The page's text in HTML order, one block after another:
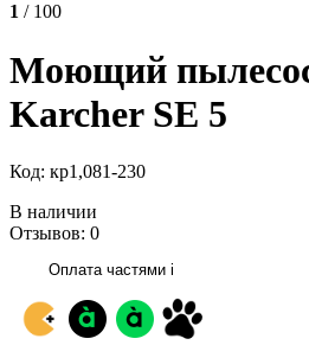
1 / 100
Моющий
Karcher SE 5
Код: кр1,081-230
В наличии
Отзывов: 0
Оплата частями i